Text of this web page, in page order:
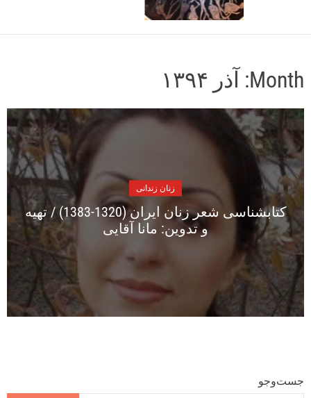
o
Month: آذر ۱۳۹۴
زنان زندانی
کتابشناسی شعر زنان ایران (1320-1383) / تهیه
و تدوین: مانا آقایی
جست‌وجو